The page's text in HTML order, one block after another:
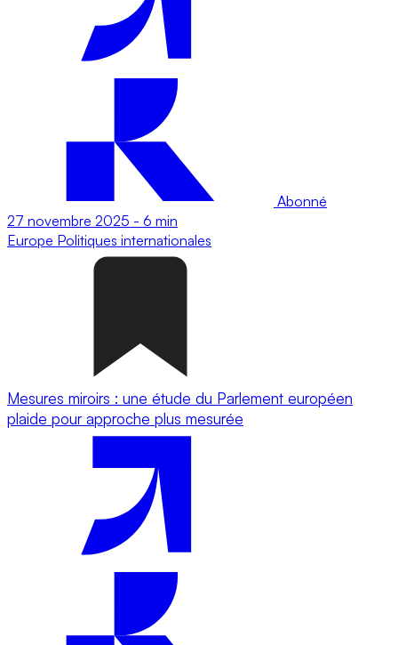
Abonné
27 novembre 2025 - 6 min
Europe Politiques internationales
Mesures miroirs : une étude du Parlement européen
plaide pour approche plus mesurée